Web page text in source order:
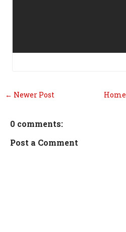
← Newer Post Home
0 comments:
Post a Comment